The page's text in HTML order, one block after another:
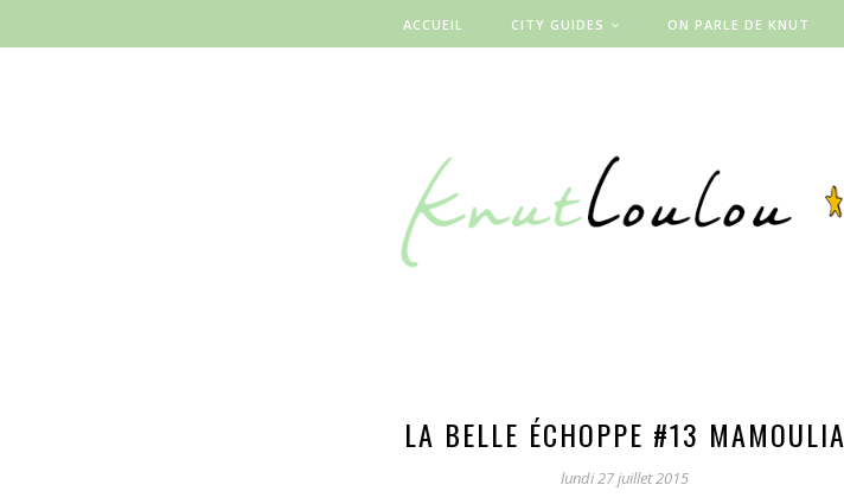
ACCUEIL CITY GUIDES ON PARLE DE KNUT
LA BELLE ÉCHOPPE #13 MAMOULIA
lundi 27 juillet 2015